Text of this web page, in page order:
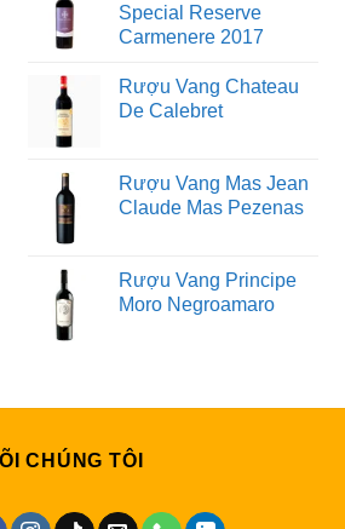
Special Reserve
Carmenere 2017
Rượu Vang Chateau
De Calebret
Rượu Vang Mas Jean
Claude Mas Pezenas
Rượu Vang Principe
Moro Negroamaro
CHÚNG TÔI